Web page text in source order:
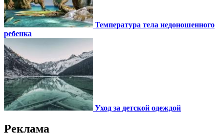
Температура тела недоношенного
ребенка
Уход за детской одеждой
Реклама